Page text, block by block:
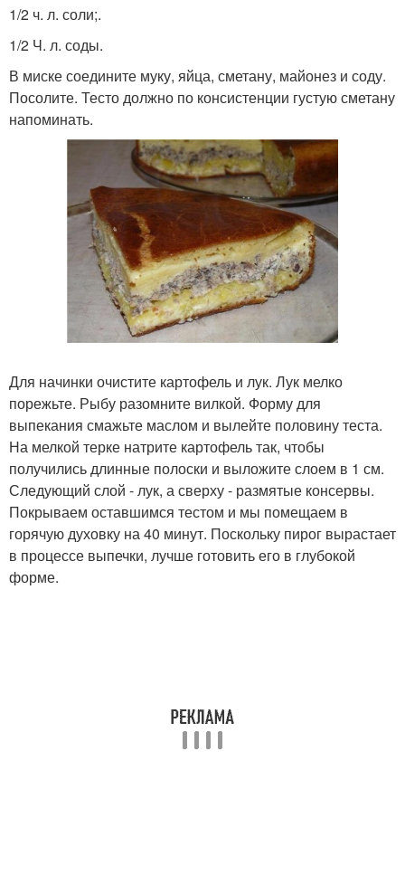
1/2 ч. л. соли;.
1/2 Ч. л. соды.
В миске соедините муку, яйца, сметану, майонез и соду.
Посолите. Тесто должно по консистенции густую сметану
напоминать.
Для начинки очистите картофель и лук. Лук мелко
порежьте. Рыбу разомните вилкой. Форму для
выпекания смажьте маслом и вылейте половину теста.
На мелкой терке натрите картофель так, чтобы
получились длинные полоски и выложите слоем в 1 см.
Следующий слой - лук, а сверху - размятые консервы.
Покрываем оставшимся тестом и мы помещаем в
горячую духовку на 40 минут. Поскольку пирог вырастает
в процессе выпечки, лучше готовить его в глубокой
форме.